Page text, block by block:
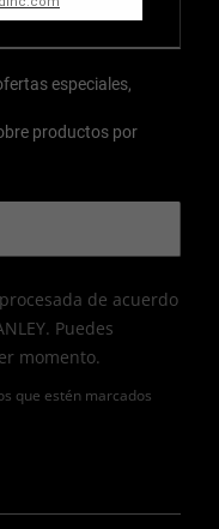
que estén marcados
especiales,
productos por
de acuerdo
Puedes
momento.